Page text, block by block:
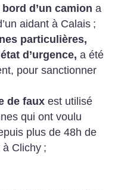
d’un camion a
aidant à Calais ;
particulières,
d’urgence, a été
pour sanctionner
de fauxest utilisé
qui ont voulu
plus de 48h de
à Clichy ;